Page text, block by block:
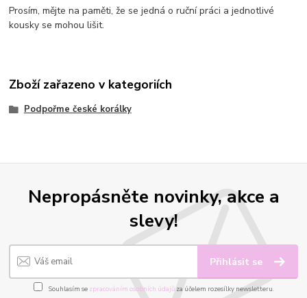
Prosím, mějte na paměti, že se jedná o ruční práci a jednotlivé
kousky se mohou lišit.
Zboží zařazeno v kategoriích
Podpořme české korálky
Nepropásněte novinky, akce a
slevy!
Přihlásit se
Souhlasím se zpracováním osobních údajůza účelem rozesílky newsletteru.